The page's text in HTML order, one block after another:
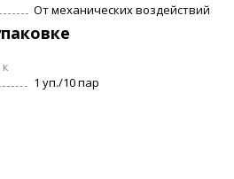
От механических воздействий
1 уп./10 пар